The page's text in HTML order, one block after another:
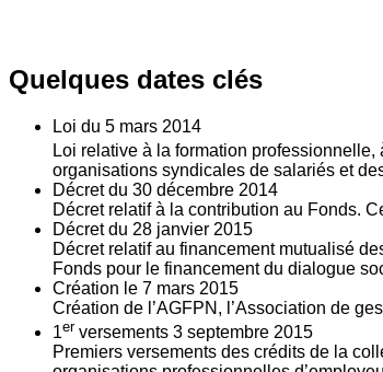
Quelques dates clés
Loi du 5 mars 2014
Loi relative à la formation
organisations syndicales de salariés et
Décret du 30 décembre 2014
Décret relatif à la contribution au Fonds.
Décret du 28 janvier 2015
Décret relatif au financement mutualisé
Fonds pour le financement du dialogue
Création le 7 mars 2015
Création de l’AGFPN, l’Association de
1er versements 3 septembre 2015
Premiers versements des crédits de la